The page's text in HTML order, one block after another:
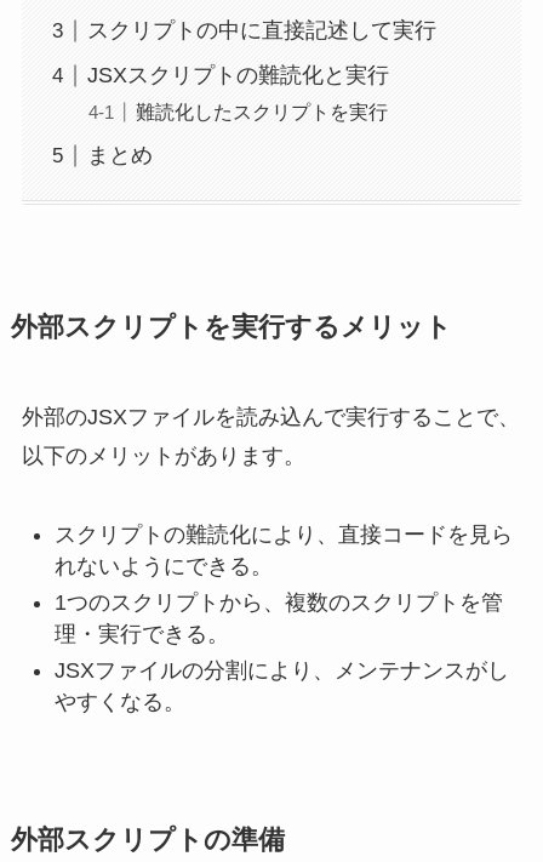
スクリプトの中に直接記述して実行
JSXスクリプトの難読化と実行
難読化したスクリプトを実行
まとめ
外部スクリプトを実行するメリット
外部のJSXファイルを読み込んで実行することで、
以下のメリットがあります。
スクリプトの難読化により、直接コードを見ら
れないようにできる。
1つのスクリプトから、複数のスクリプトを管
理・実行できる。
JSXファイルの分割により、メンテナンスがし
やすくなる。
外部スクリプトの準備